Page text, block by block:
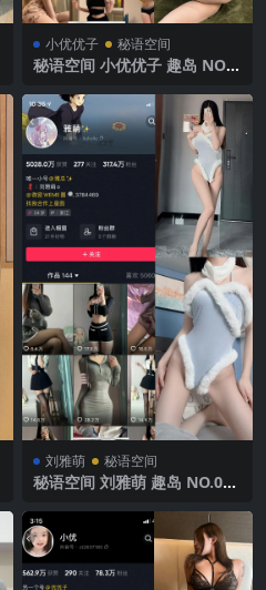
小优优子 秘语空间
秘语空间 小优优子 趣岛 NO.0
版
刘雅萌 秘语空间
秘语空间 刘雅萌 趣岛 NO.030